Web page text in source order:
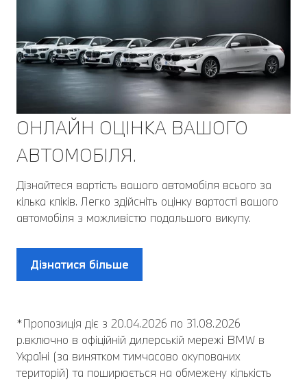
ОНЛАЙН ОЦІНКА ВАШОГО
АВТОМОБІЛЯ.
Дізнайтеся вартість вашого автомобіля всього за
кілька кліків. Легко здійсніть оцінку вартості вашого
автомобіля з можливістю подальшого викупу.
Дізнатися більше
*Пропозиція діє з 20.04.2026 по 31.08.2026
р.включно в офіційній дилерській мережі BMW в
Україні (за винятком тимчасово окупованих
територій) та поширюється на обмежену кількість